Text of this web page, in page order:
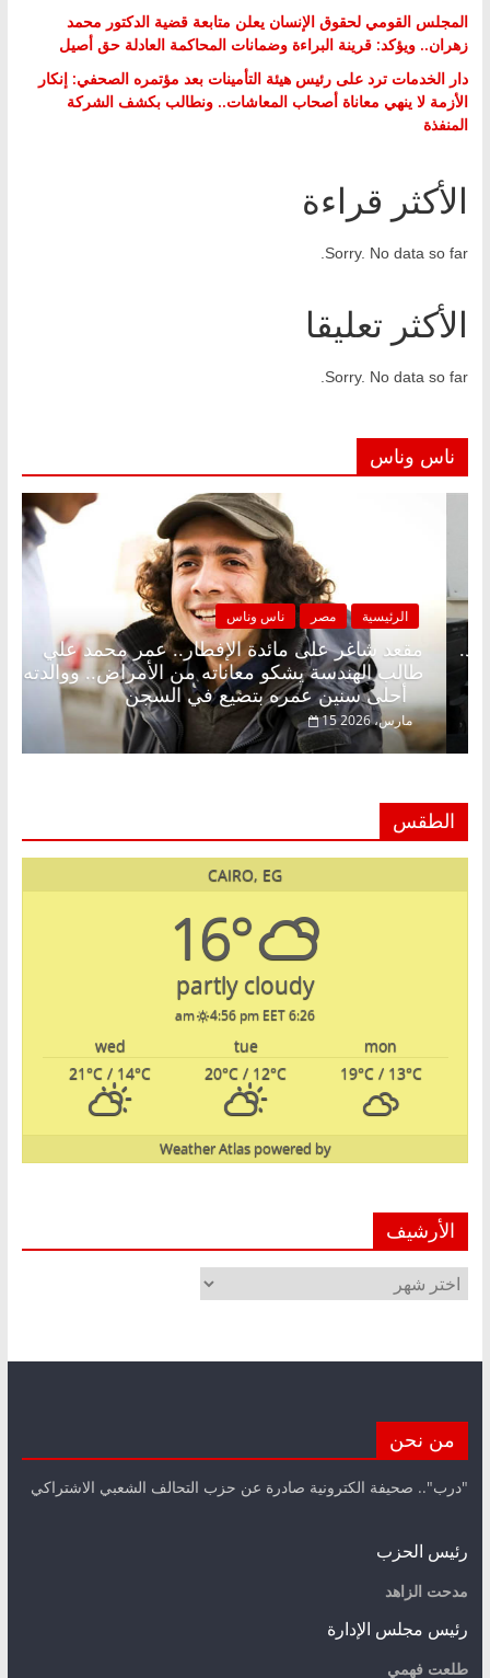
المجلس القومي لحقوق الإنسان يعلن متابعة قضية الدكتور محمد
زهران.. ويؤكد: قرينة البراءة وضمانات المحاكمة العادلة حق أصيل
دار الخدمات ترد على رئيس هيئة التأمينات بعد مؤتمره الصحفي: إنكار
الأزمة لا ينهي معاناة أصحاب المعاشات.. ونطالب بكشف الشركة
المنفذة
الأكثر قراءة
Sorry. No data so far.
الأكثر تعليقا
Sorry. No data so far.
ناس وناس
مقعد شاغر
طالب الهندسة
أحلى سنين عمره بتضيع في السجن
مصر ناس وناس
الإفطار وبلكونة بلا زينة رمضان.. د.
فاروق خبير اقتصادي في انتظار حلم
الطقس
CAIRO, EG
16°
partly cloudy
6:26 am
4:56 pm EET
mon
tue
wed
19°C/ 13°C
20°C / 12°C
21°C / 14°C
powered by
Weather Atlas
الأرشيف
الأرشيف
من نحن
"درب".. صحيفة الكترونية صادرة عن حزب التحالف الشعبي الاشتراكي
رئيس الحزب
مدحت الزاهد
رئيس مجلس الإدارة
طلعت فهمي